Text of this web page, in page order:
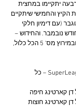
כאשר ארבעה יתקיימו במחצית
הקיץ והחמישי שיתקיים
(עם דימיון חלקי
נובמבר. והחידוש –
הקיזוז יהיה למירוצים 1 עד 4 ובמירוץ מס' 5 הכל כלול,
אליפות ה-SuperLeague Karting 2025 – כל